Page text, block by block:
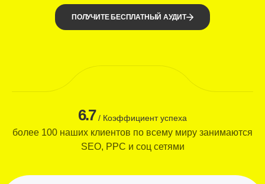
ПОЛУЧИТЕ БЕСПЛАТНЫЙ АУДИТ
6.7 / Коэффициент успеха
более 100 наших клиентов по всему миру занимаются
SEO, PPC и соц сетями